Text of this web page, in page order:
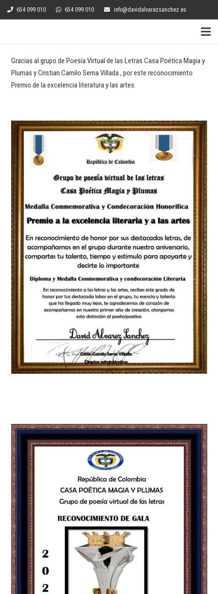
654 099 010 654 099 010 info@davidalvarezsanchez.es
Gracias al grupo de Poesía Virtual de las Letras Casa Poética Magia y
Plumas y Cristian Camilo Serna Villada , por este reconocimiento
Premio de la excelencia literatura y las artes.